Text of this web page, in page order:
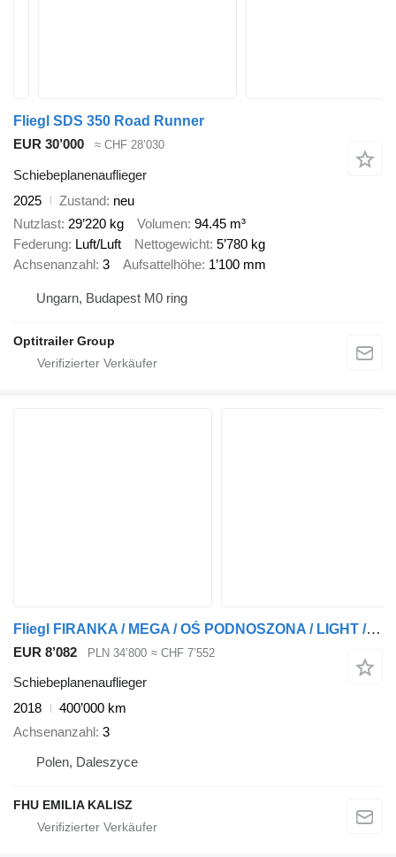
Fliegl SDS 350 Road Runner
EUR 30’000
≈ CHF 28’030
Schiebeplanenauflieger
2025
Zustand neu
Nutzlast 29’220 kg Volumen 94.45 m³
Federung Luft/Luft Nettogewicht 5’780 kg
Achsenanzahl 3 Aufsattelhöhe 1’100 mm
Ungarn, Budapest M0 ring
Optitrailer Group
Fliegl FIRANKA / MEGA / OŚ PODNOSZONA / LIGHT / 2018r
EUR 8’082 PLN 34’800 ≈ CHF 7’552
Schiebeplanenauflieger
2018
400’000 km
Achsenanzahl 3
Polen, Daleszyce
FHU EMILIA KALISZ